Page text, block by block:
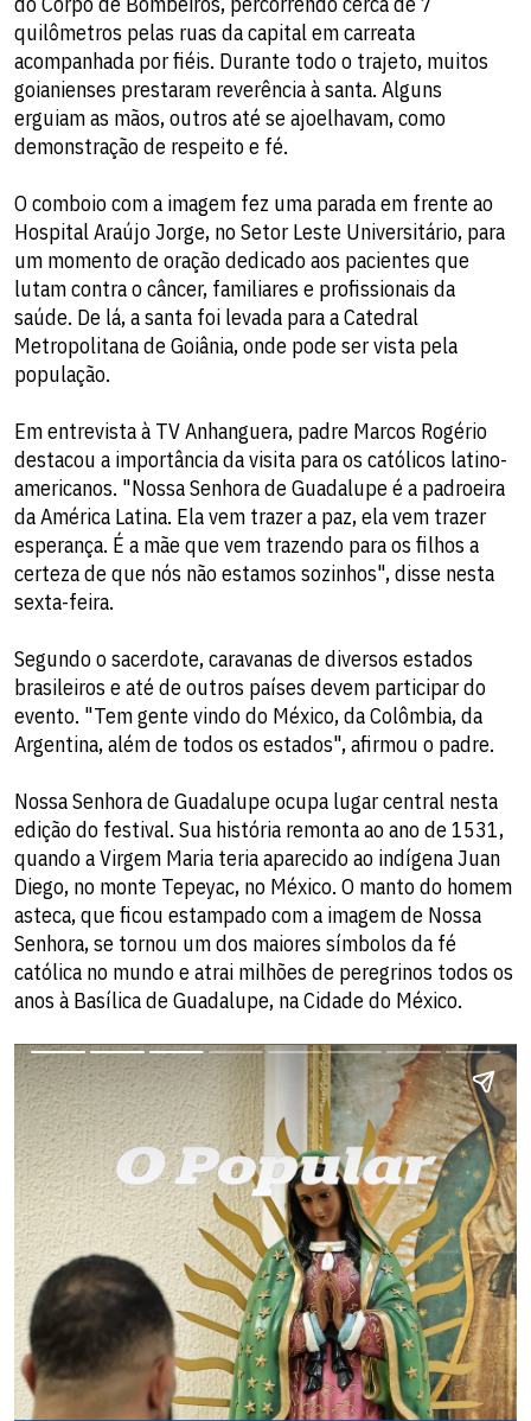
quilômetros pelas ruas da capital em carreata
acompanhada por fiéis. Durante todo o trajeto, muitos
goianienses prestaram reverência à santa. Alguns
erguiam as mãos, outros até se ajoelhavam, como
demonstração de respeito e fé.
O comboio com a imagem fez uma parada em frente ao
Hospital Araújo Jorge, no Setor Leste Universitário, para
um momento de oração dedicado aos pacientes que
lutam contra o câncer, familiares e profissionais da
saúde. De lá, a santa foi levada para a Catedral
Metropolitana de Goiânia, onde pode ser vista pela
população.
Em entrevista à TV Anhanguera, padre Marcos Rogério
destacou a importância da visita para os católicos latino-
americanos. "Nossa Senhora de Guadalupe é a padroeira
da América Latina. Ela vem trazer a paz, ela vem trazer
esperança. É a mãe que vem trazendo para os filhos a
certeza de que nós não estamos sozinhos", disse nesta
sexta-feira.
Segundo o sacerdote, caravanas de diversos estados
brasileiros e até de outros países devem participar do
evento. "Tem gente vindo do México, da Colômbia, da
Argentina, além de todos os estados", afirmou o padre.
Nossa Senhora de Guadalupe ocupa lugar central nesta
edição do festival. Sua história remonta ao ano de 1531,
quando a Virgem Maria teria aparecido ao indígena Juan
Diego, no monte Tepeyac, no México. O manto do homem
asteca, que ficou estampado com a imagem de Nossa
Senhora, se tornou um dos maiores símbolos da fé
católica no mundo e atrai milhões de peregrinos todos os
anos à Basílica de Guadalupe, na Cidade do México.